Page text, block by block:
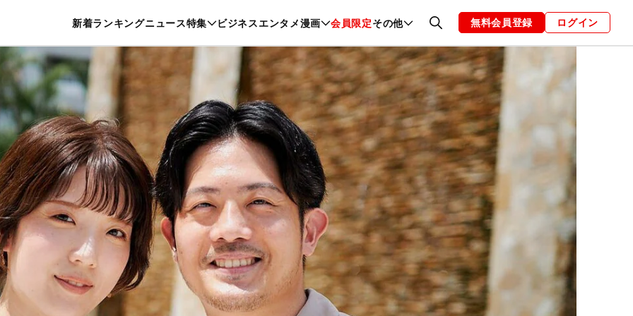
新着ランキングニュース特集 ビジネスエンタメ漫画 会員限定その他
暮らし スポーツ ヘルスケア 美容 グルメ ファッション 恋愛・結婚 編集部 お知らせ
無料会員登録 ログイン